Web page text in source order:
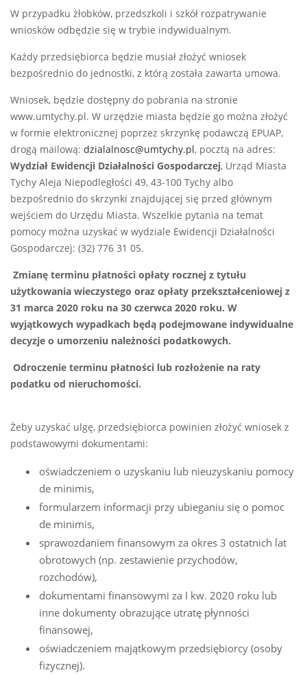
W przypadku żłobków, przedszkoli i szkół rozpatrywanie
wniosków odbędzie się w trybie indywidualnym.
Każdy przedsiębiorca będzie musiał złożyć wniosek
bezpośrednio do jednostki, z którą została zawarta umowa.
Wniosek, będzie dostępny do pobrania na stronie
www.umtychy.pl. W urzędzie miasta będzie go można złożyć
w formie elektronicznej poprzez skrzynkę podawczą EPUAP,
drogą mailową: dzialalnosc@umtychy.pl, pocztą na adres:
Wydział Ewidencji Działalności Gospodarczej, Urząd Miasta
Tychy Aleja Niepodległości 49, 43-100 Tychy albo
bezpośrednio do skrzynki znajdującej się przed głównym
wejściem do Urzędu Miasta. Wszelkie pytania na temat
pomocy można uzyskać w wydziale Ewidencji Działalności
Gospodarczej: (32) 776 31 05.
Zmianę terminu płatności opłaty rocznej z tytułu
użytkowania wieczystego oraz opłaty przekształceniowej z
31 marca 2020 roku na 30 czerwca 2020 roku. W
wyjątkowych wypadkach będą podejmowane indywidualne
decyzje o umorzeniu należności podatkowych.
Odroczenie terminu płatności lub rozłożenie na raty
podatku od nieruchomości.
Żeby uzyskać ulgę, przedsiębiorca powinien złożyć wniosek z
podstawowymi dokumentami:
oświadczeniem o uzyskaniu lub nieuzyskaniu pomocy
de minimis,
formularzem informacji przy ubieganiu się o pomoc
de minimis,
sprawozdaniem finansowym za okres 3 ostatnich lat
obrotowych (np. zestawienie przychodów,
rozchodów),
dokumentami finansowymi za I kw. 2020 roku lub
inne dokumenty obrazujące utratę płynności
finansowej,
oświadczeniem majątkowym przedsiębiorcy (osoby
fizycznej).